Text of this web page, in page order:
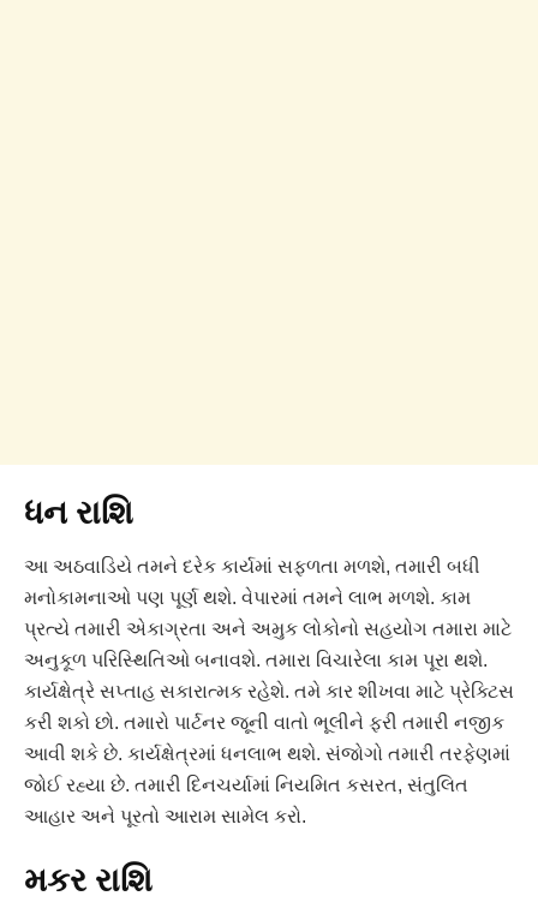
ધન રાશિ
આ અઠવાડિયે તમને દરેક કાર્યમાં સફળતા મળશે, તમારી બધી
મનોકામનાઓ પણ પૂર્ણ થશે. વેપારમાં તમને લાભ મળશે. કામ
પ્રત્યે તમારી એકાગ્રતા અને અમુક લોકોનો સહયોગ તમારા માટે
અનુકૂળ પરિસ્થિતિઓ બનાવશે. તમારા વિચારેલા કામ પૂરા થશે.
કાર્યક્ષેત્રે સપ્તાહ સકારાત્મક રહેશે. તમે કાર શીખવા માટે પ્રેક્ટિસ
કરી શકો છો. તમારો પાર્ટનર જૂની વાતો ભૂલીને ફરી તમારી નજીક
આવી શકે છે. કાર્યક્ષેત્રમાં ધનલાભ થશે. સંજોગો તમારી તરફેણમાં
જોઈ રહ્યા છે. તમારી દિનચર્યામાં નિયમિત કસરત, સંતુલિત
આહાર અને પૂરતો આરામ સામેલ કરો.
મકર રાશિ